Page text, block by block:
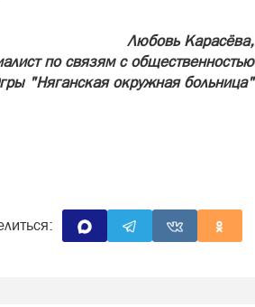
Любовь Карасёва,
по связям с общественностью
"Няганская окружная больница"